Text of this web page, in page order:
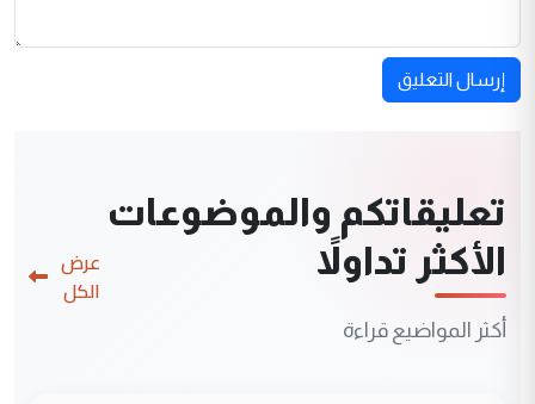
إرسال التعليق
تعليقاتكم والموضوعات
الأكثر تداولاً
أكثر المواضيع قراءة
عرض
الكل